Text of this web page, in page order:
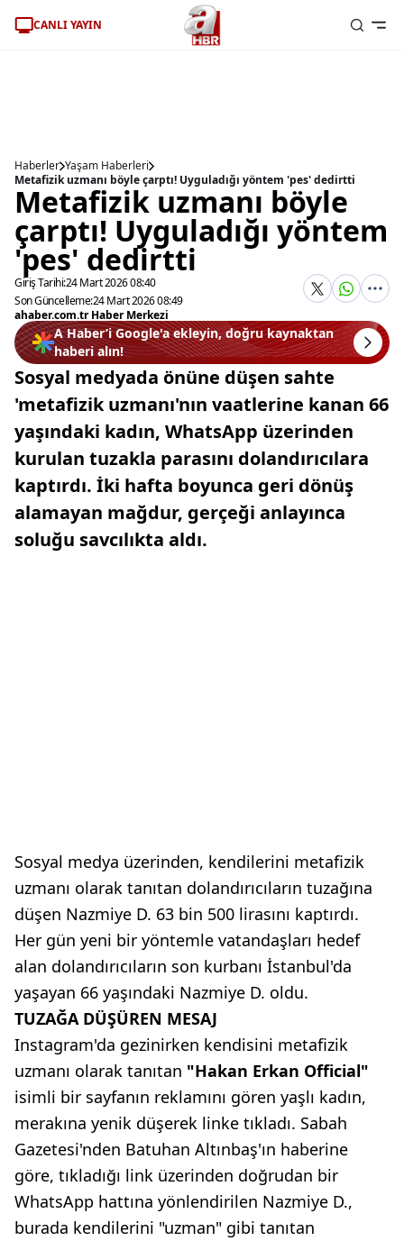
CANLI YAYIN
Haberler Yaşam Haberleri
Metafizik uzmanı böyle çarptı! Uyguladığı yöntem 'pes' dedirtti
Metafizik uzmanı böyle
çarptı! Uyguladığı yöntem
'pes' dedirtti
Giriş Tarihi:24 Mart 2026 08:40
Son Güncelleme:24 Mart 2026 08:49
ahaber.com.tr Haber Merkezi
A Haber’i Google'a ekleyin, doğru kaynaktan
haberi alın!
Sosyal medyada önüne düşen sahte
'metafizik uzmanı'nın vaatlerine kanan 66
yaşındaki kadın, WhatsApp üzerinden
kurulan tuzakla parasını dolandırıcılara
kaptırdı. İki hafta boyunca geri dönüş
alamayan mağdur, gerçeği anlayınca
soluğu savcılıkta aldı.
Sosyal medya üzerinden, kendilerini metafizik
uzmanı olarak tanıtan dolandırıcıların tuzağına
düşen Nazmiye D. 63 bin 500 lirasını kaptırdı.
Her gün yeni bir yöntemle vatandaşları hedef
alan dolandırıcıların son kurbanı İstanbul'da
yaşayan 66 yaşındaki Nazmiye D. oldu.
TUZAĞA DÜŞÜREN MESAJ
Instagram'da gezinirken kendisini metafizik
uzmanı olarak tanıtan "Hakan Erkan Official"
isimli bir sayfanın reklamını gören yaşlı kadın,
merakına yenik düşerek linke tıkladı. Sabah
Gazetesi'nden Batuhan Altınbaş'ın haberine
göre, tıkladığı link üzerinden doğrudan bir
WhatsApp hattına yönlendirilen Nazmiye D.,
burada kendilerini "uzman" gibi tanıtan